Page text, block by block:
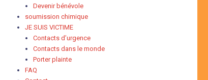
Devenir bénévole
soumission chimique
JE SUIS VICTIME
Contacts d’urgence
Contacts dans le monde
Porter plainte
FAQ